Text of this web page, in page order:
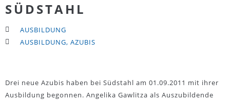
SÜDSTAHL
AUSBILDUNG
AUSBILDUNG, AZUBIS
Drei neue Azubis haben bei Südstahl am 01.09.2011 mit ihrer
Ausbildung begonnen. Angelika Gawlitza als Auszubildende